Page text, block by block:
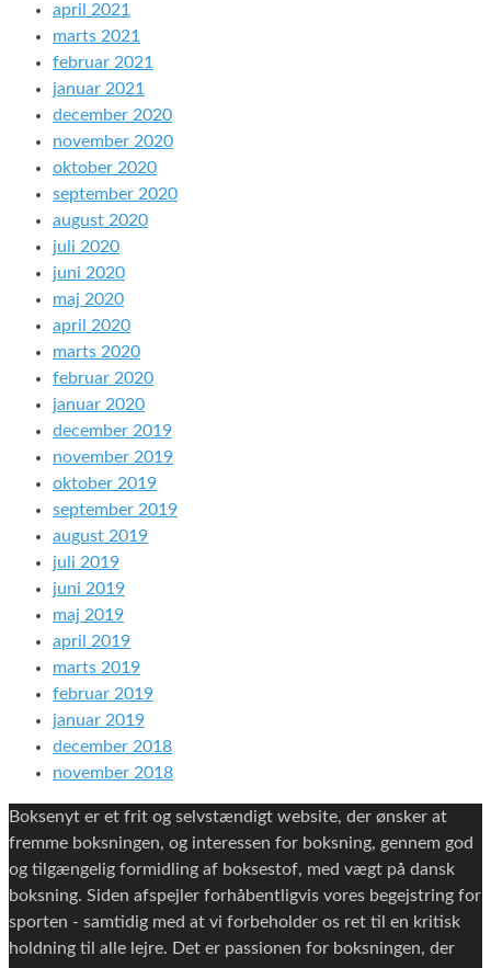
april 2021
marts 2021
februar 2021
januar 2021
december 2020
november 2020
oktober 2020
september 2020
august 2020
juli 2020
juni 2020
maj 2020
april 2020
marts 2020
februar 2020
januar 2020
december 2019
november 2019
oktober 2019
september 2019
august 2019
juli 2019
juni 2019
maj 2019
april 2019
marts 2019
februar 2019
januar 2019
december 2018
november 2018
Boksenyt er et frit og selvstændigt website, der ønsker at
fremme boksningen, og interessen for boksning, gennem god
og tilgængelig formidling af boksestof, med vægt på dansk
boksning. Siden afspejler forhåbentligvis vores begejstring for
sporten - samtidig med at vi forbeholder os ret til en kritisk
holdning til alle lejre. Det er passionen for boksningen, der